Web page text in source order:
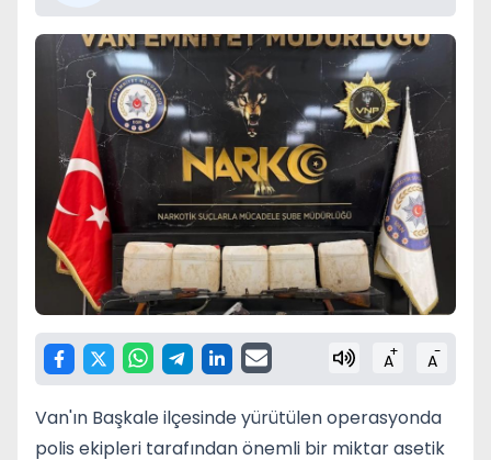
A+ A-
Van'ın Başkale ilçesinde yürütülen operasyonda
polis ekipleri tarafından önemli bir miktar asetik